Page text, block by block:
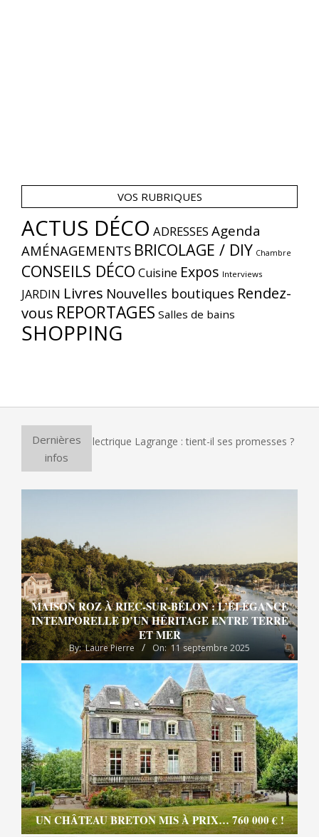
VOS RUBRIQUES
ACTUS DÉCO ADRESSES Agenda
AMÉNAGEMENTS BRICOLAGE / DIY Chambre
CONSEILS DÉCO Cuisine Expos Interviews
JARDIN Livres Nouvelles boutiques Rendez-
vous REPORTAGES Salles de bains
SHOPPING
Dernières
infos
à pizza électrique Lagrange : tient-il ses promesses ?
MAISON ROZ À RIEC-SUR-BÉLON : L’ÉLÉGANCE
INTEMPORELLE D’UN HÉRITAGE ENTRE TERRE
ET MER
By: Laure Pierre On: 11 septembre 2025
UN CHÂTEAU BRETON MIS À PRIX… 760 000 € !